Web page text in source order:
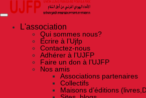
Skip
the
contentL'association
Qui sommes nous?
Ecrire à l’Ujfp
Contactez-nous
Adhérer à l’UJFP
Faire un don à l’UJFP
Nos amis
Associations partenaires
Collectifs
Maisons d’éditions